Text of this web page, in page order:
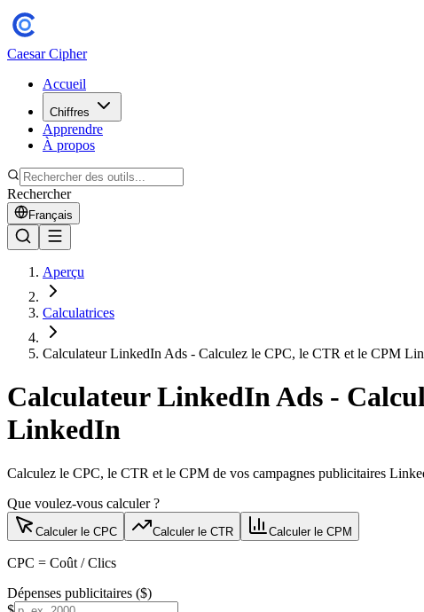
Caesar Cipher
Accueil
Chiffres
Apprendre
À propos
Rechercher
Français
Aperçu
Calculatrices
Calculateur LinkedIn Ads - Calculez le CPC, le CTR et le CPM
Calculateur LinkedIn Ads -
LinkedIn
Calculez le CPC, le CTR et le CPM de vos campagnes publicitaires
Que voulez-vous calculer ?
Calculer le CPC Calculer le CTR Calculer le CPM
CPC = Coût / Clics
Dépenses publicitaires ($)